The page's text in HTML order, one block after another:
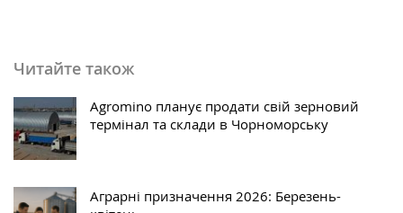
Читайте також
Agromino планує продати свій зерновий
термінал та склади в Чорноморську
Аграрні призначення 2026: Березень-